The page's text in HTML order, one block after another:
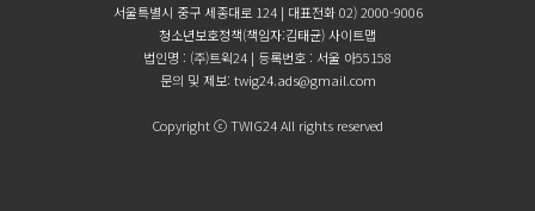
서울특별시 중구 세종대로 124 | 대표전화 02) 2000-9006
청소년보호정책(책임자:김태균)사이트맵
법인명 : (주)트윅24 | 등록번호 : 서울 아55158
문의 및 제보: twig24.ads@gmail.com
Copyright ⓒ TWIG24 All rights reserved